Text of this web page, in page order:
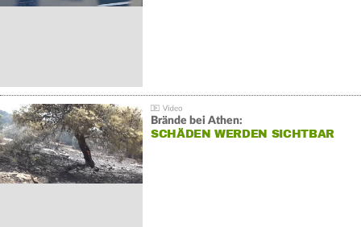
Brände bei Athen:
SCHÄDEN WERDEN SICHTBAR